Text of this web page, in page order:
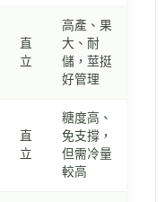
直
立
高產、果
大、耐
儲，莖挺
好管理
直
立
糖度高、
免支撐，
但需冷量
較高